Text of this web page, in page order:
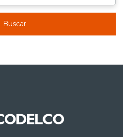
Buscar